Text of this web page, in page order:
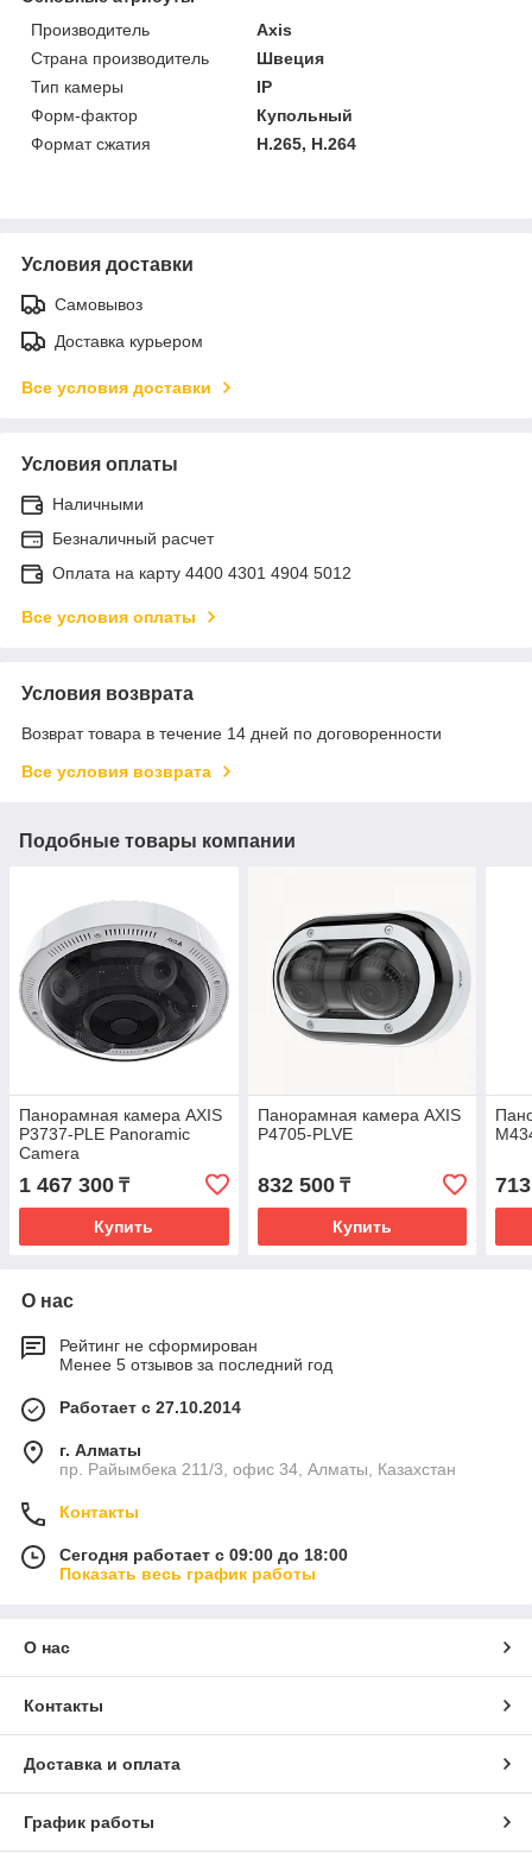
Производитель
Axis
Страна производитель
Швеция
Тип камеры
IP
Форм-фактор
Купольный
Формат сжатия
H.265, H.264
Условия доставки
Самовывоз
Доставка курьером
Все условия доставки
Условия оплаты
Наличными
Безналичный расчет
Оплата на карту 4400 4301 4904 5012
Все условия оплаты
Условия возврата
Возврат товара в течение 14 дней по договоренности
Все условия возврата
Подобные товары компании
Панорамная камера AXIS
P3737-PLE Panoramic
Camera
1 467 300 ₸
Купить
Панорамная камера AXIS
P4705-PLVE
832 500₸
Купить
О нас
Рейтинг не сформирован
Менее 5 отзывов за последний год
Работает с 27.10.2014
г. Алматы
пр. Райымбека 211/3, офис 34, Алматы, Казахстан
Контакты
Сегодня работает с 09:00 до 18:00
Показать весь график работы
О нас
Контакты
Доставка и оплата
График работы